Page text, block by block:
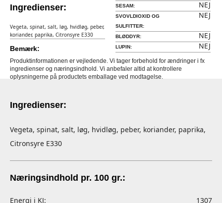
Ingredienser:
Vegeta, spinat, salt, løg, hvidløg, peber,
koriander, paprika, Citronsyre E330
SESAM: NEJ
SVOVLDIOXID OG
SULFITTER:
NEJ
BLØDDYR: NEJ
LUPIN: NEJ
Bemærk:
Produktinformationen er vejledende. Vi tager forbehold for ændringer i fx
ingredienser og næringsindhold. Vi anbefaler altid at kontrollere
oplysningerne på productets emballage ved modtagelse.
Ingredienser:
Vegeta, spinat, salt, løg, hvidløg, peber, koriander, paprika,
Citronsyre E330
Næringsindhold pr. 100 gr.:
Energi i KJ: 1307